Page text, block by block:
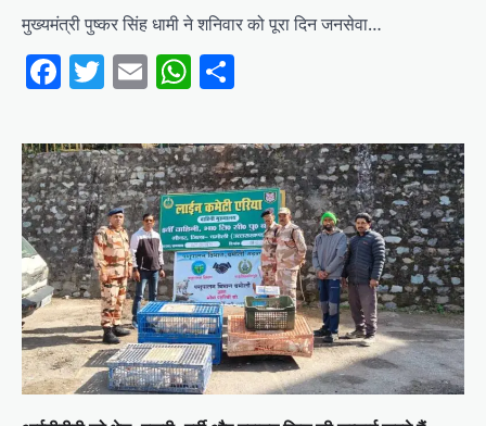
मुख्यमंत्री पुष्कर सिंह धामी ने शनिवार को पूरा दिन जनसेवा…
Facebook
Twitter
EmailWhatsApp